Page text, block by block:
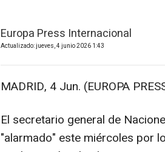
Europa Press Internacional
Actualizado: jueves, 4 junio 2026 1:43
MADRID, 4 Jun. (EUROPA
El secretario general de
"alarmado" este miércoles por